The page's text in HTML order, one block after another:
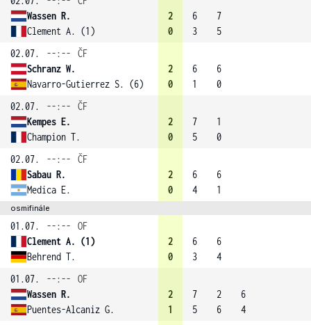
Wassen R.
Clement A. (1)
2
0
6
3
7
5
02.07.
--:--
ČF
Schranz W.
Navarro-Gutierrez S. (6)
2
0
6
1
6
0
02.07.
--:--
ČF
Kempes E.
Champion T.
2
0
7
5
1
0
02.07.
--:--
ČF
Sabau R.
Medica E.
2
0
6
4
6
1
osmifinále
01.07. --:--
OF
Clement A. (1)
Behrend T.
2
0
6
3
6
4
01.07.
--:--
OF
Wassen R.
Puentes-Alcaniz G.
2
1
7
5
2
6
6
4